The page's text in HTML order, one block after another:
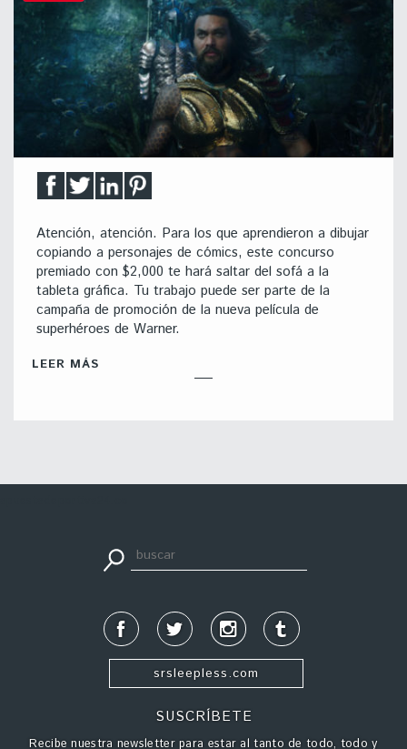
Atención, atención. Para los que aprendieron a dibujar
copiando a personajes de cómics, este concurso
premiado con $2,000 te hará saltar del sofá a la
tableta gráfica. Tu trabajo puede ser parte de la
campaña de promoción de la nueva película de
superhéroes de Warner.
LEER MÁS
srsleepless.com
SUSCRÍBETE
Recibe nuestra newsletter para estar al tanto de todo, todo y